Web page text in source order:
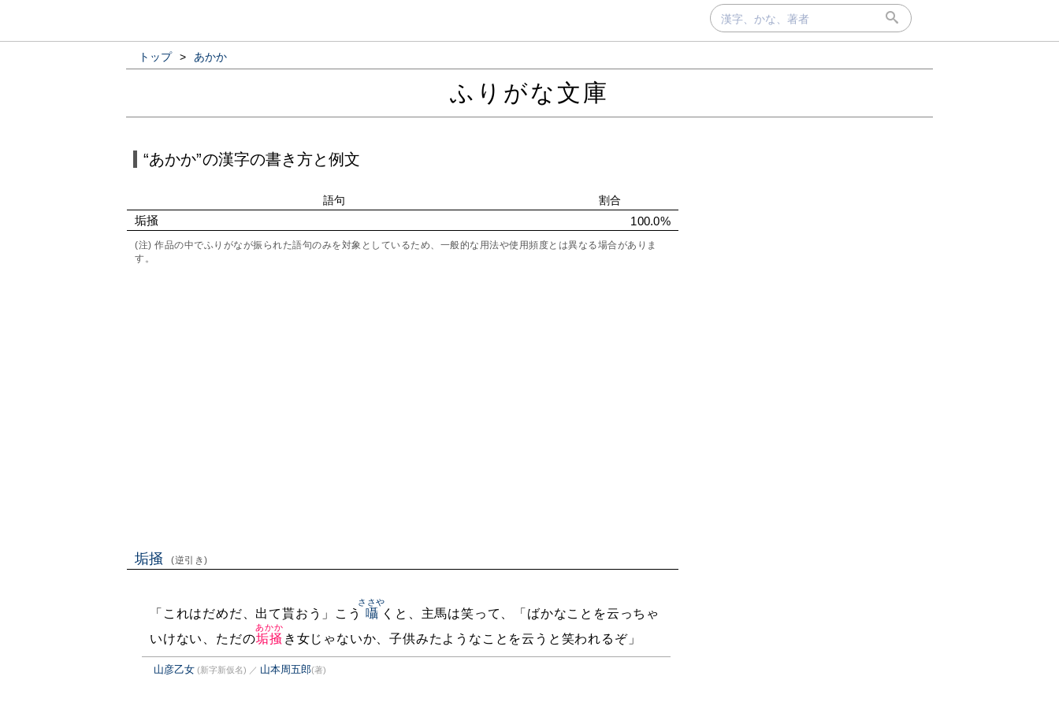
トップ > あかか
ふりがな文庫
“あかか”の漢字の書き方と例文
語句 割合
垢掻 100.0%
(注) 作品の中でふりがなが振られた語句のみを対象としているため、一般的な用法や使用頻度とは異なる場合がありま
す。
垢掻 (逆引き)
「これはだめだ、出て貰おう」こう 囁
ささや
くと、主馬は笑って、「ばかなことを云っちゃ
いけない、ただの垢掻
あかか
き女じゃないか、子供みたようなことを云うと笑われるぞ」
山彦乙女 (新字新仮名) ／ 山本周五郎(著)